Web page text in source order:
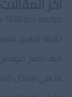
مراجعة أداة AIOSEO (All in One SEO) لووردبريس
خارطة الطريق لتصبح
كيف تصبح مهندس
ما هي هياكل